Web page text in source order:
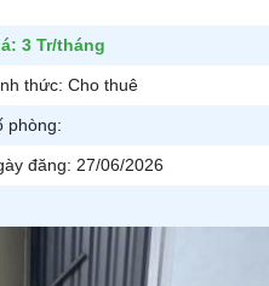
3 Tr/tháng
thức: Cho thuê
phòng:
đăng: 27/06/2026